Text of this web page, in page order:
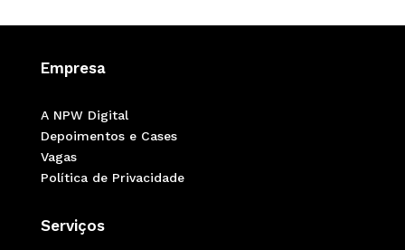
Empresa
A NPW Digital
Depoimentos e Cases
Vagas
Política de Privacidade
Serviços